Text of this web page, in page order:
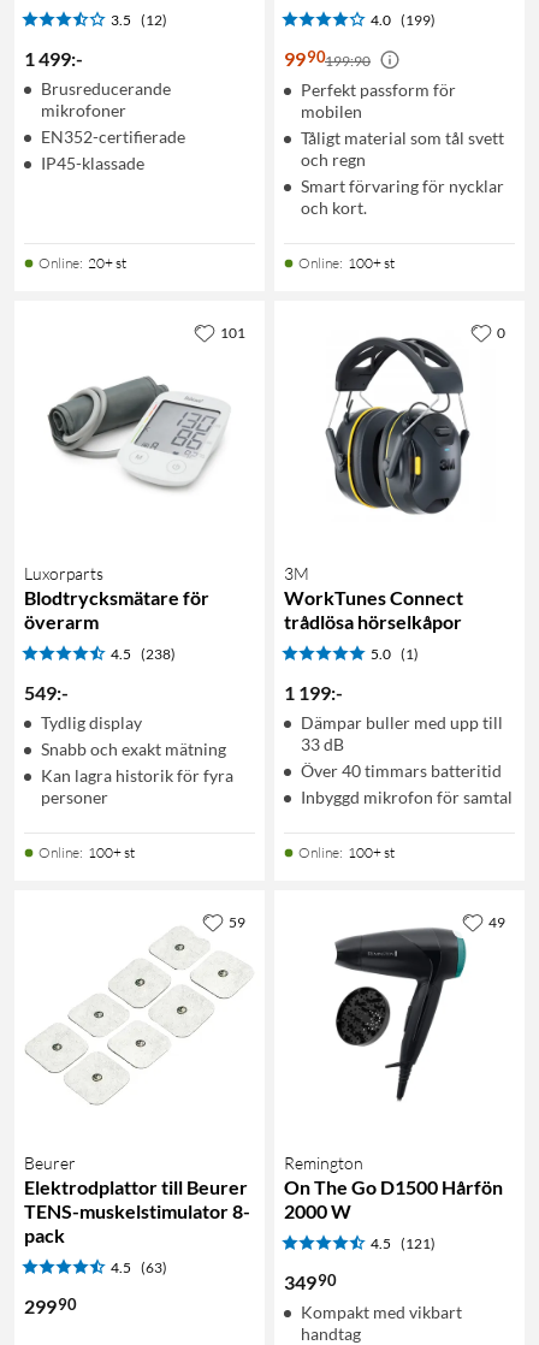
3.5 (12)
1 499:-
Brusreducerande
mikrofoner
EN352-certifierade
IP45-klassade
Online: 20+ st
4.0 (199)
9990199:90
Perfekt passform för
mobilen
Tåligt material som tål svett
och regn
Smart förvaring för nycklar
och kort.
Online: 100+ st
Luxorparts
Blodtrycksmätare för
överarm
4.5 (238)
549:-
Tydlig display
Snabb och exakt mätning
Kan lagra historik för fyra
personer
Online: 100+ st
101
3M
WorkTunes Connect
trådlösa hörselkåpor
5.0 (1)
1 199:-
Dämpar buller med upp till
33 dB
Över 40 timmars batteritid
Inbyggd mikrofon för samtal
Online: 100+ st
0
Beurer
Elektrodplattor till Beurer
TENS-muskelstimulator 8-
pack
4.5 (63)
29990
59
Remington
On The Go D1500 Hårfön
2000 W
4.5 (121)
34990
Kompakt med vikbart
handtag
49